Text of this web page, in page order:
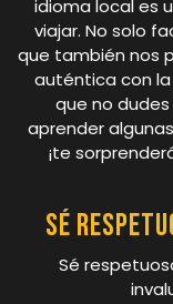
idioma local es
viajar. No solo
que también nos
auténtica con la
que no
aprender
¡te
Sé
Sé